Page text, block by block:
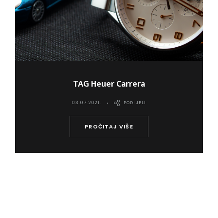
TAG Heuer Carrera
03.07.2021.
PROČITAJ VIŠE
PODIJELI